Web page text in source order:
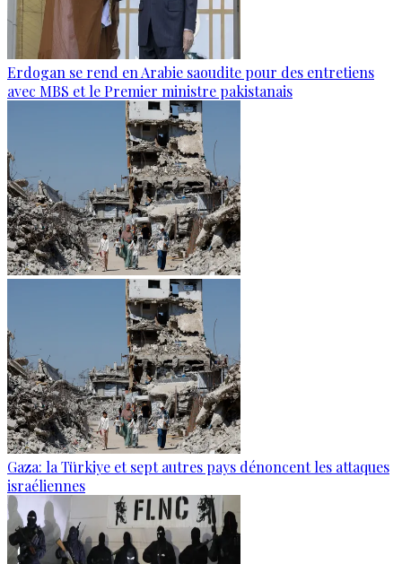
Erdogan se rend en Arabie saoudite pour des entretiens
avec MBS et le Premier ministre pakistanais
Gaza: la Türkiye et sept autres pays dénoncent les attaques
israéliennes